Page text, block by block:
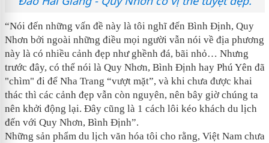
“Nói đến những vấn đề này là tôi nghĩ đến Bình Định, Quy
Nhơn bởi ngoài những điều mọi người vẫn nói về địa phương
này là có nhiều cảnh đẹp như ghềnh đá, bãi nhỏ… Nhưng
trước đây, có thể nói là Quy Nhơn, Bình Định hay Phú Yên đã
"chìm" đi để Nha Trang “vượt mặt”, và khi chưa được khai
thác thì các cảnh đẹp vẫn còn nguyên, nên bây giờ chúng ta
nên khởi động lại. Đây cũng là 1 cách lôi kéo khách du lịch
đến với Quy Nhơn, Bình Định”.
Những sản phẩm du lịch văn hóa tôi cho rằng, Việt Nam chưa